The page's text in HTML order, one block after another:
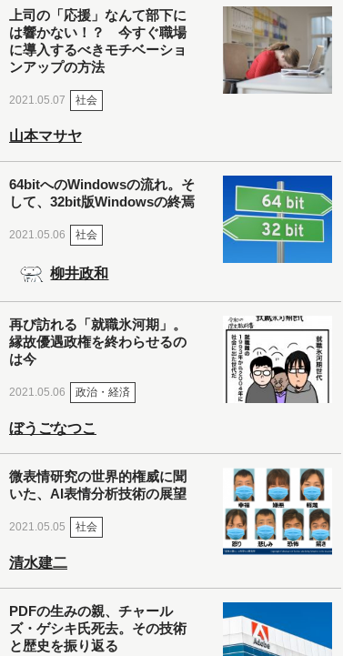
上司の「応援」なんて部下に
は響かない！？ 今すぐ職場
に導入するべきモチベーショ
ンアップの方法
2021.05.07 社会
山本マサヤ
64bitへのWindowsの流れ。そ
して、32bit版Windowsの終焉
2021.05.06 社会
柳井政和
再び訪れる「就職氷河期」。
縁故優遇政権を終わらせるの
は今
2021.05.06 政治・経済
ぼうごなつこ
微表情研究の世界的権威に聞
いた、AI表情分析技術の展望
2021.05.05 社会
清水建二
PDFの生みの親、チャール
ズ・ゲシキ氏死去。その技術
と歴史を振り返る